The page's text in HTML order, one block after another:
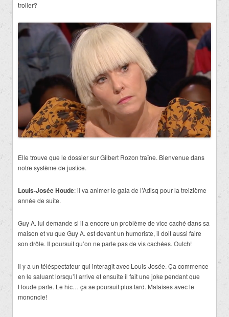
troller?
Elle trouve que le dossier sur Gilbert Rozon traîne. Bienvenue dans
notre système de justice.
Louis-Josée Houde: il va animer le gala de l’Adisq pour la treizième
année de suite.
Guy A. lui demande si il a encore un problème de vice caché dans sa
maison et vu que Guy A. est devant un humoriste, il doit aussi faire
son drôle. Il poursuit qu’on ne parle pas de vis cachées. Outch!
Il y a un téléspectateur qui interagit avec Louis-Josée. Ça commence
en le saluant lorsqu’il arrive et ensuite il fait une joke pendant que
Houde parle. Le hic… ça se poursuit plus tard. Malaises avec le
mononcle!